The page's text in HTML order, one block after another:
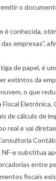
o
é conhecida,
empresas”,
de papel, é
extintos da
o que
de cálculo de
real e vai
e substitua
entre
fiscais